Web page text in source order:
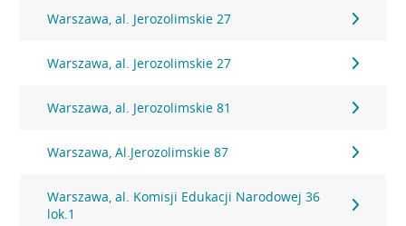
Warszawa, al. Jerozolimskie 27
Warszawa, al. Jerozolimskie 27
Warszawa, al. Jerozolimskie 81
Warszawa, Al.Jerozolimskie 87
Warszawa, al. Komisji Edukacji Narodowej 36
lok.1